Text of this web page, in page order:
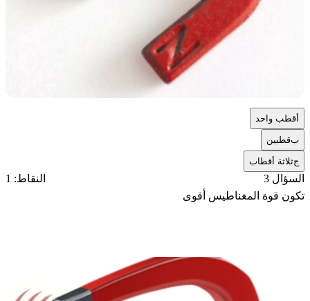
قطب واحد
بقطبين
جثلاثة أقطاب
السؤال 3
النقاط: 1
تكون قوة المغناطيس أقوى